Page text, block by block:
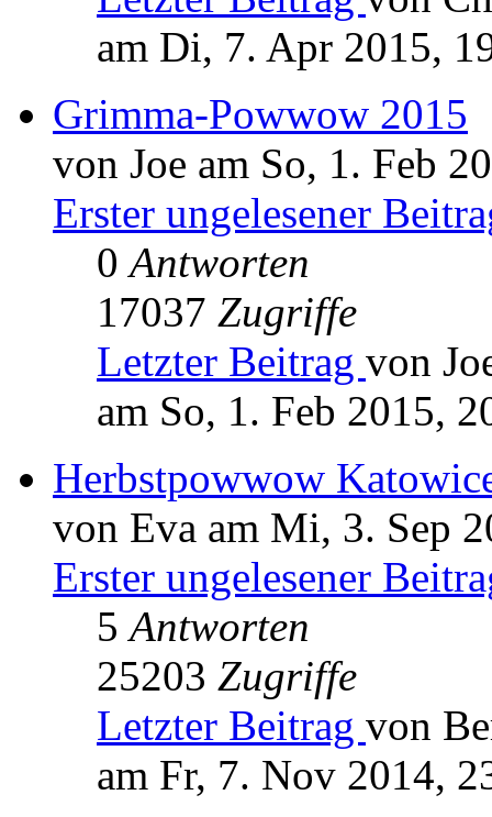
am Di, 7. Apr 2015,
Grimma-Powwow 2015
von Joe am So, 1. Feb
Erster ungelesener
0Antworten
17037 Zugriffe
Letzter Beitrag von
am So, 1. Feb 2015,
Herbstpowwow
von Eva am Mi, 3. Sep
Erster ungelesener
5Antworten
25203 Zugriffe
Letzter Beitrag von
am Fr, 7. Nov 2014,